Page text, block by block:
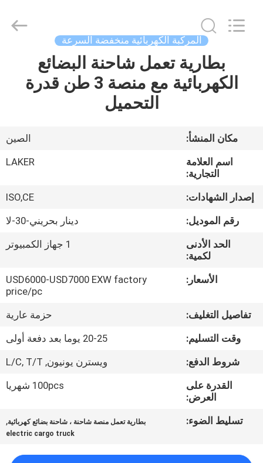
حول
جولة
المعمل
اتصل
أخبار
خريطة
AUTOPARTS
CO.,LIMITED.
المركبة الكهربائية منخفضة السرعة
بطارية تعمل شاحنة البضائع
الكهربائية مع منصة 3 طن قدرة
التحميل
مكان المنشأ:
الصين
اسم العلامة
التجارية:
LAKER
إصدار الشهادات:
ISO,CE
رقم الموديل:
دينار بحريني-30-لا
الحد الأدنى
لكمية:
1 جهاز الكمبيوتر
الأسعار:
USD6000-USD7000 EXW factory
price/pc
تفاصيل التغليف:
حزمة عارية
وقت التسليم:
20-25 يوما بعد دفعة أولى
شروط الدفع:
ويسترن يونيون, L/C, T/T
القدرة على
العرض:
100pcs شهريا
تسليط الضوء: بطارية تعمل منصة شاحنة ، شاحنة بضائع كهربائية,
electric cargo truck